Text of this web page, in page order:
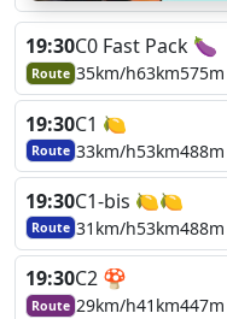
19:30C0 Fast Pack 🍆
Route 35km/h63km575m
19:30C1 🍋
Route 33km/h53km488m
19:30C1-bis 🍋🍋
Route 31km/h53km488m
19:30C2 🍄
Route 29km/h41km447m